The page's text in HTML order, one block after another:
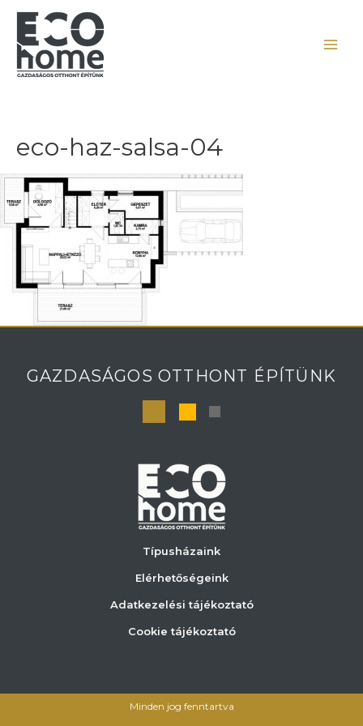
eco-haz-salsa-04
GAZDASÁGOS OTTHONT ÉPÍTÜNK
Típusházaink
Elérhetőségeink
Adatkezelési tájékoztató
Cookie tájékoztató
Minden jog fenntartva